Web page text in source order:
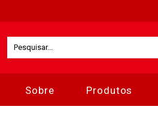
Sobre Produtos